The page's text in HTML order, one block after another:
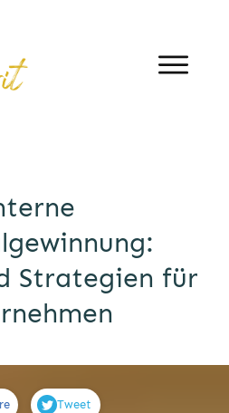
Strategien für
Tweet